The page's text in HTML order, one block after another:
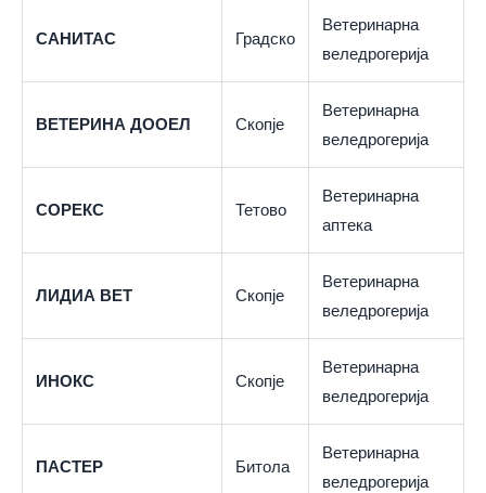
САНИТАС Градско
Ветеринарна
веледрогерија
ВЕТЕРИНА ДООЕЛ Скопје
Ветеринарна
веледрогерија
СОРЕКС Тетово
Ветеринарна
аптека
ЛИДИА ВЕТ Скопје
Ветеринарна
веледрогерија
ИНОКС Скопје
Ветеринарна
веледрогерија
ПАСТЕР Битола
Ветеринарна
веледрогерија